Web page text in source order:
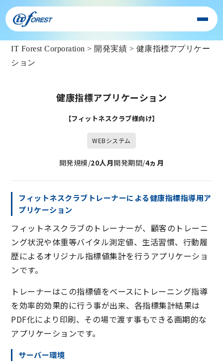
IT Forest Corporation > 開発実績 > 健康指標アプリケー
ション
健康指標アプリケーション
【フィットネスクラブ様向け】
WEBシステム
開発規模/20人月開発期間/4ヵ月
フィットネスクラブトレーナーによる健康指標指導用ア
プリケーション
フィットネスクラブのトレーナーが、顧客のトレーニ
ング状況や体重等バイタル測定値、生活習慣、行動履
歴によるオリジナル指標値集計を行うアプリケーショ
ンです。
トレーナーはこの指標値をベースにトレーニング指導
を効率的効果的に行う事が出来、各指標集計結果は
PDF化により印刷、その場で渡す事もできる画期的な
アプリケーションです。
サーバー環境